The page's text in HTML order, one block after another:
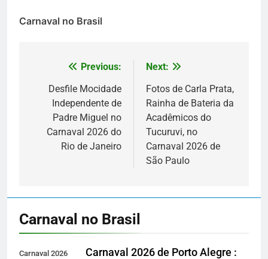
Carnaval no Brasil
Navegação
Post
Previous:
Desfile Mocidade
Independente de
Padre Miguel no
Carnaval 2026 do
Rio de Janeiro
Next:
Fotos de Carla Prata,
Rainha de Bateria da
Acadêmicos do
Tucuruvi, no
Carnaval 2026 de
São Paulo
Carnaval no Brasil
Carnaval 2026
Carnaval 2026 de Porto Alegre :